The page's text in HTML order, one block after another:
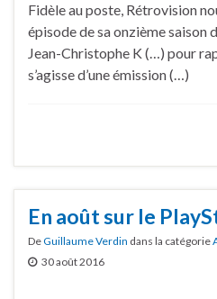
Fidèle au poste, Rétrovision
épisode de sa onzième saison
Jean-Christophe K (…) pour
s’agisse d’une émission (…)
En août sur le
DeGuillaume Verdin dans la catégorie
30 août 2016